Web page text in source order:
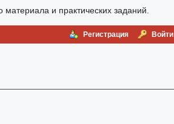
и практических заданий.
Войти
Регистрация